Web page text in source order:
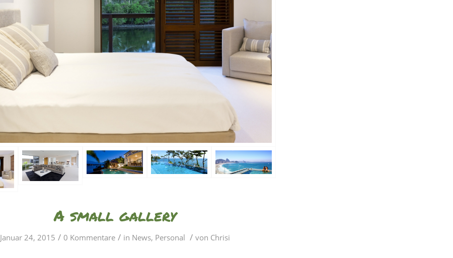
A small gallery
Januar 24, 2015 / 0 Kommentare / in News, Personal / von Chrisi